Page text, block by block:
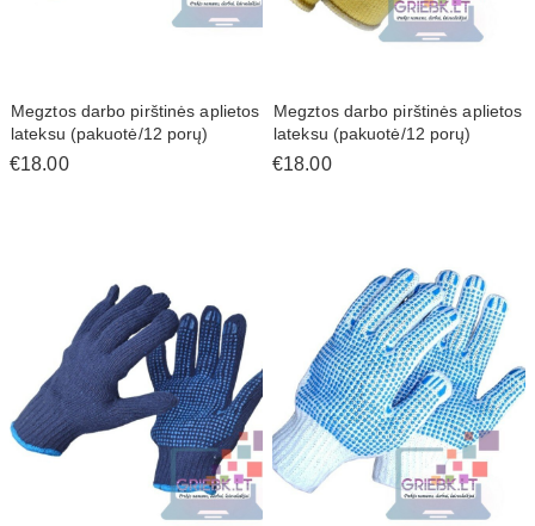
Megztos darbo pirštinės aplietos
lateksu (pakuotė/12 porų)
€18.00
Megztos darbo pirštinės aplietos
lateksu (pakuotė/12 porų)
€18.00